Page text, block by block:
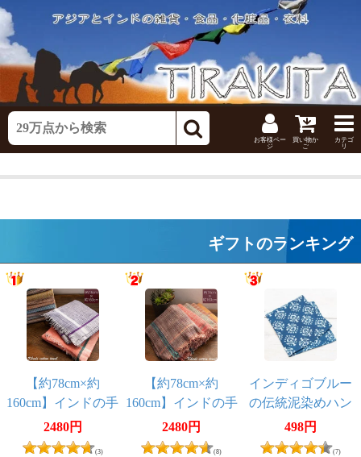
お客様ペー
ジ
買い物か
ご
カテゴ
リ
ギフトのランキング
【約78cm×約
160cm】インドの手
紡ぎ布 カディコ
ットンのガムチャ
2480円
(3)
【約78cm×約
160cm】インドの手
紡ぎ布 カディコ
ットンのガムチャ
2480円
(8)
インディゴブルー
の伝統泥染めハン
カチ - 大きな木
498円
(7)